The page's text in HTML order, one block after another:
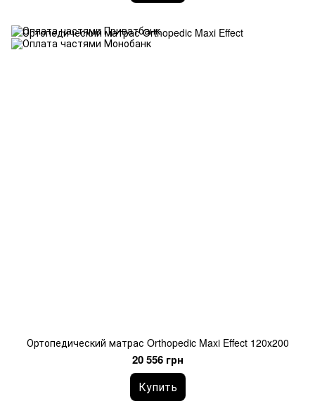
Ортопедический матрас Orthopedic Maxi Effect 120х200
20 556 грн
Купить